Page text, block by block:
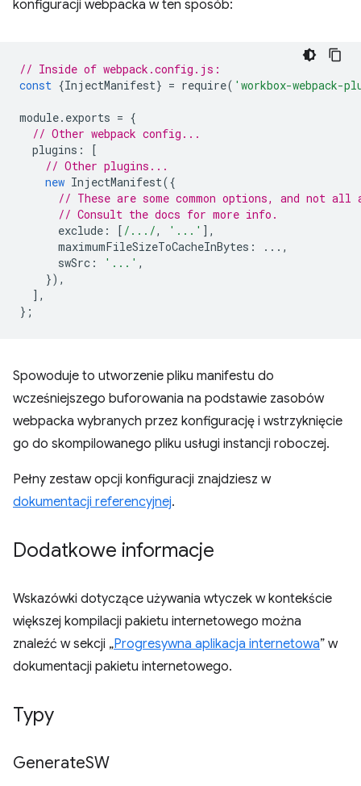
konfiguracji webpacka w ten sposób:
// Inside of webpack.config.js:
const {InjectManifest} = require( 'workbox-webpack-
module. exports = {
// Other webpack config...
plugins :
[
// Other plugins...
new InjectManifest({
// These are some common options, and not
// Consult the docs for more info.
exclude : [ /.../, '...' ],
maximumFileSizeToCacheInBytes :
...,
swSrc : '...' ,
}),
],
};
Spowoduje to utworzenie pliku manifestu do
wcześniejszego buforowania na podstawie zasobów
webpacka wybranych przez konfigurację i wstrzyknięcie
go do skompilowanego pliku usługi instancji roboczej.
Pełny zestaw opcji konfiguracji znajdziesz w
dokumentacji referencyjnej.
Dodatkowe informacje
Wskazówki dotyczące używania wtyczek w kontekście
większej kompilacji pakietu internetowego można
znaleźć w sekcji „Progresywna aplikacja internetowa” w
dokumentacji pakietu internetowego.
Typy
GenerateSW